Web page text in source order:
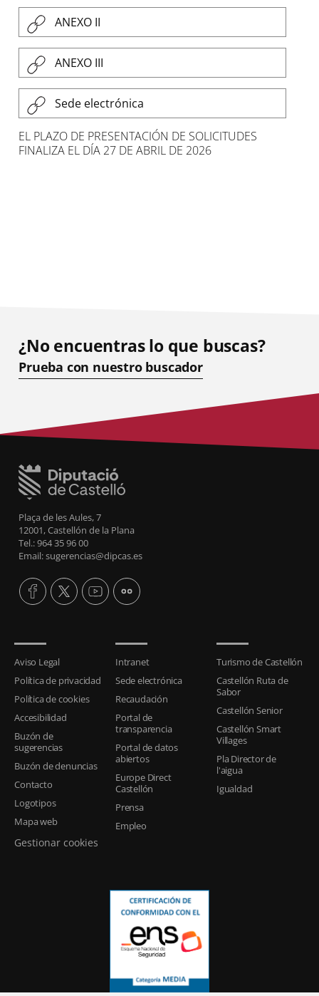
ANEXO II
ANEXO III
Sede electrónica
EL PLAZO DE PRESENTACIÓN DE SOLICITUDES
FINALIZA EL DÍA 27 DE ABRIL DE 2026
¿No encuentras lo que buscas?
Prueba con nuestro buscador
Plaça de les Aules, 7
12001, Castellón de la Plana
Tel.: 964 35 96 00
Email: sugerencias@dipcas.es
Aviso Legal
Política de privacidad
Política de cookies
Accesibilidad
Buzón de
sugerencias
Buzón de denuncias
Contacto
Logotipos
Mapa web
Gestionar cookies
Intranet
Sede electrónica
Recaudación
Portal de
transparencia
Portal de datos
abiertos
Europe Direct
Castellón
Prensa
Empleo
Turismo de Castellón
Castellón Ruta de
Sabor
Castellón Senior
Castellón Smart
Villages
Pla Director de
l'aigua
Igualdad